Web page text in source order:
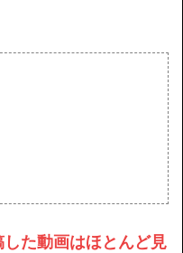
した動画はほとんど見